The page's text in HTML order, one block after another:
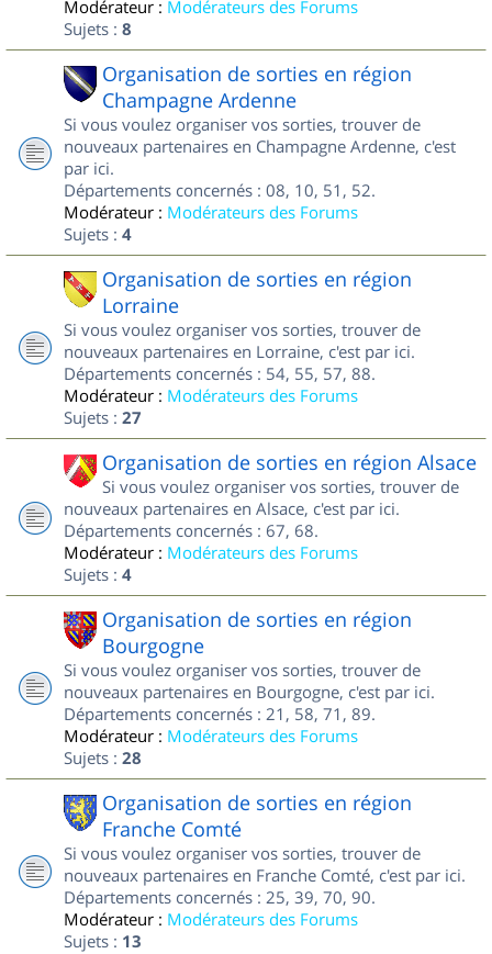
Modérateur : Modérateurs des Forums
Sujets : 8
Organisation de sorties en région
Champagne Ardenne
Si vous voulez organiser vos sorties, trouver de
nouveaux partenaires en Champagne Ardenne, c'est
par ici.
Départements concernés : 08, 10, 51, 52.
Modérateur : Modérateurs des Forums
Sujets : 4
Organisation de sorties en région
Lorraine
Si vous voulez organiser vos sorties, trouver de
nouveaux partenaires en Lorraine, c'est par ici.
Départements concernés : 54, 55, 57, 88.
Modérateur : Modérateurs des Forums
Sujets : 27
Organisation de sorties en région Alsace
Si vous voulez organiser vos sorties, trouver de
nouveaux partenaires en Alsace, c'est par ici.
Départements concernés : 67, 68.
Modérateur : Modérateurs des Forums
Sujets : 4
Organisation de sorties en région
Bourgogne
Si vous voulez organiser vos sorties, trouver de
nouveaux partenaires en Bourgogne, c'est par ici.
Départements concernés : 21, 58, 71, 89.
Modérateur : Modérateurs des Forums
Sujets : 28
Organisation de sorties en région
Franche Comté
Si vous voulez organiser vos sorties, trouver de
nouveaux partenaires en Franche Comté, c'est par ici.
Départements concernés : 25, 39, 70, 90.
Modérateur : Modérateurs des Forums
Sujets : 13